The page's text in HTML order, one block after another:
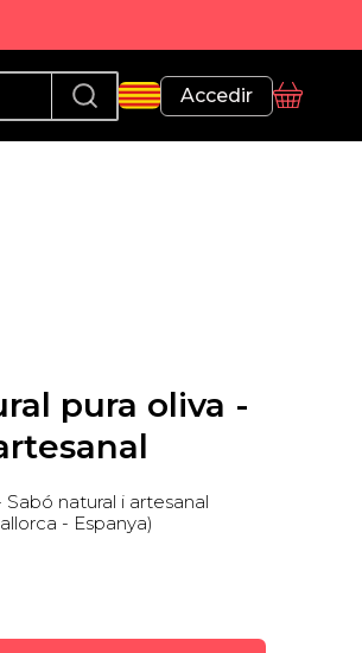
Accedir
Perfil
Cistella
pura oliva -
natural i artesanal
- Espanya)